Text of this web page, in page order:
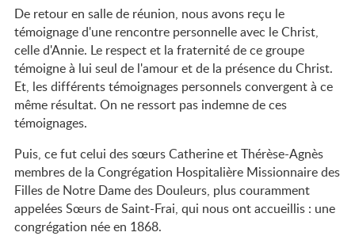
De retour en salle de réunion, nous avons reçu le
témoignage d'une rencontre personnelle avec le Christ,
celle d'Annie. Le respect et la fraternité de ce groupe
témoigne à lui seul de l'amour et de la présence du Christ.
Et, les différents témoignages personnels convergent à ce
même résultat. On ne ressort pas indemne de ces
témoignages.
Puis, ce fut celui des sœurs Catherine et Thérèse-Agnès
membres de la Congrégation Hospitalière Missionnaire des
Filles de Notre Dame des Douleurs, plus couramment
appelées Sœurs de Saint-Frai, qui nous ont accueillis : une
congrégation née en 1868.